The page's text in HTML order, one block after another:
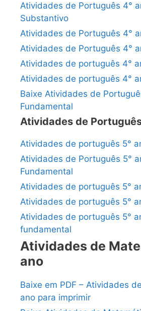
Atividades de Português 4°
Substantivo
Atividades de Português 4°
Atividades de Português 4°
Atividades de português 4°
Atividades de português 4°
Baixe Atividades de
Fundamental
Atividades de
Atividades de português 5°
Atividades de Português 5°
Fundamental
Atividades de português 5°
Atividades de português 5°
Atividades de português 5°
fundamental
Atividades de
ano
Baixe em PDF – Atividades
ano para imprimir